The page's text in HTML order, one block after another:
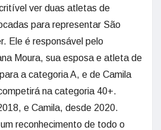
ver duas atletas de
para representar São
Ele é responsável pelo
Moura, sua esposa e atleta de
a categoria A, e de Camila
na categoria 40+.
e Camila, desde 2020.
reconhecimento de todo o